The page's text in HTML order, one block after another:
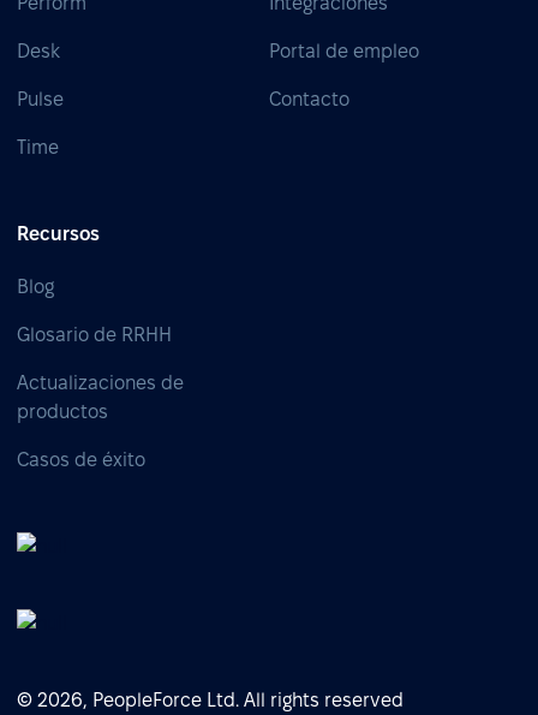
Desk
Pulse
Time
Portal de empleo
Contacto
Recursos
Blog
Glosario de RRHH
Actualizaciones de
productos
Casos de éxito
© 2026, PeopleForce Ltd. All rights reserved